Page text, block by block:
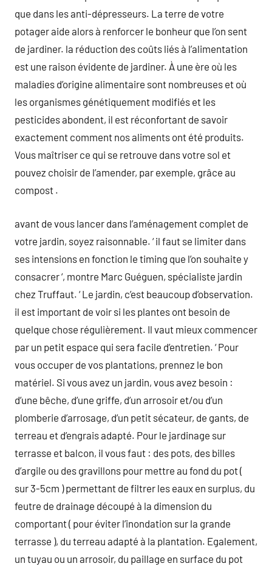
que dans les anti-dépresseurs. La terre de votre
potager aide alors à renforcer le bonheur que l’on sent
de jardiner. la réduction des coûts liés à l’alimentation
est une raison évidente de jardiner. À une ère où les
maladies d’origine alimentaire sont nombreuses et où
les organismes génétiquement modifiés et les
pesticides abondent, il est réconfortant de savoir
exactement comment nos aliments ont été produits.
Vous maîtriser ce qui se retrouve dans votre sol et
pouvez choisir de l’amender, par exemple, grâce au
compost .
avant de vous lancer dans l’aménagement complet de
votre jardin, soyez raisonnable. ‘ il faut se limiter dans
ses intensions en fonction le timing que l’on souhaite y
consacrer ‘, montre Marc Guéguen, spécialiste jardin
chez Truffaut. ‘ Le jardin, c’est beaucoup d’observation.
il est important de voir si les plantes ont besoin de
quelque chose régulièrement. Il vaut mieux commencer
par un petit espace qui sera facile d’entretien. ‘ Pour
vous occuper de vos plantations, prennez le bon
matériel. Si vous avez un jardin, vous avez besoin :
d’une bêche, d’une griffe, d’un arrosoir et/ou d’un
plomberie d’arrosage, d’un petit sécateur, de gants, de
terreau et d’engrais adapté. Pour le jardinage sur
terrasse et balcon, il vous faut : des pots, des billes
d’argile ou des gravillons pour mettre au fond du pot (
sur 3-5cm ) permettant de filtrer les eaux en surplus, du
feutre de drainage découpé à la dimension du
comportant ( pour éviter l’inondation sur la grande
terrasse ), du terreau adapté à la plantation. Egalement,
un tuyau ou un arrosoir, du paillage en surface du pot